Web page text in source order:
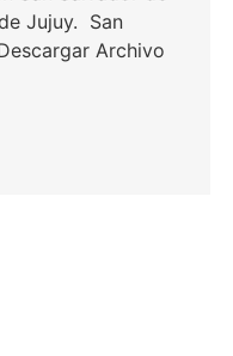
Jujuy. San
Archivo